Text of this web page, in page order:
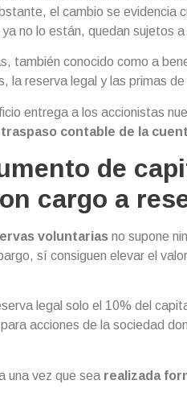
el cambio se evidencia
no lo están, quedan sujetos
también conocido como a
la reserva legal y las primas de
entrega a los accionistas
contable de la
de
cargo a
voluntarias no supone
sí consiguen elevar el
legal solo el 10% del
acciones de la sociedad
una vez que sea realizada